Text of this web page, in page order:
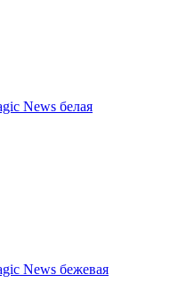
News белая
News бежевая